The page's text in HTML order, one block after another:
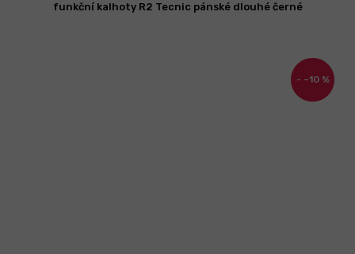
–10 %
funkční kalhoty R2 Tecnic pánské dlouhé černé